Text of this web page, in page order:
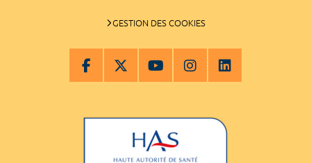
GESTION DES COOKIES